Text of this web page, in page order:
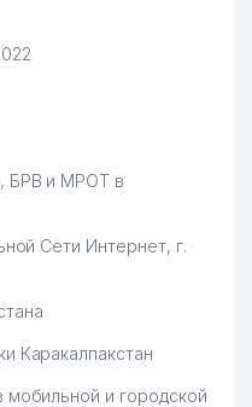
БРВ и МРОТ в
Сети Интернет, г.
Каракалпакстан
и городской